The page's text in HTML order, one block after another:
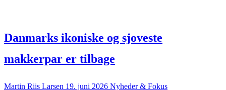
Danmarks ikoniske og sjoveste
makkerpar er tilbage
Martin Riis Larsen 19. juni 2026 Nyheder & Fokus